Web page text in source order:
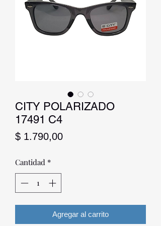
CITY POLARIZADO
17491 C4
$ 1.790,00Precio
Cantidad *
Agregar al carrito